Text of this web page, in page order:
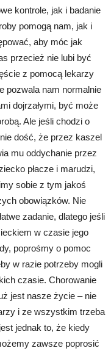
kontrole, jak i badanie
pomogą nam, jak i
aby móc jak
przecież nie lubi być
z pomocą lekarzy
pozwala nam normalnie
dojrzałymi, być może
Ale jeśli chodzi o
dość, że przez kaszel
mu oddychanie przez
płacze i marudzi,
sobie z tym jakoś
obowiązków. Nie
zadanie, dlatego jeśli
w czasie jego
poprośmy o pomoc
w razie potrzeby mogli
czasie. Chorowanie
jest nasze życie – nie
i ze wszystkim trzeba
jednak to, że kiedy
zawsze poprosić